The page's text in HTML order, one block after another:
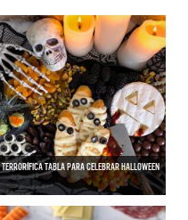
TERRORÍFICA TABLA PARA CELEBRAR HALLOWEEN